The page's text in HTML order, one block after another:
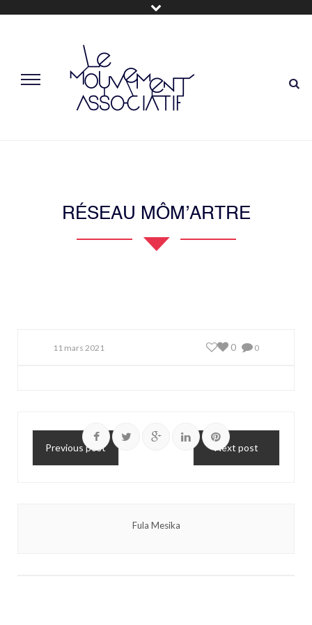
RÉSEAU MÔM’ARTRE
11 mars 2021 0
0
Previous post Next post
Fula Mesika